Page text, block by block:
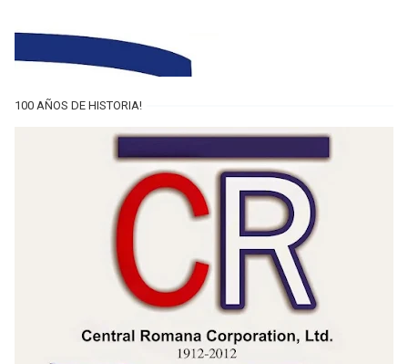
100 AÑOS DE HISTORIA!